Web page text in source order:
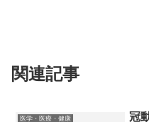
関連記事
医学・医療・健康
冠